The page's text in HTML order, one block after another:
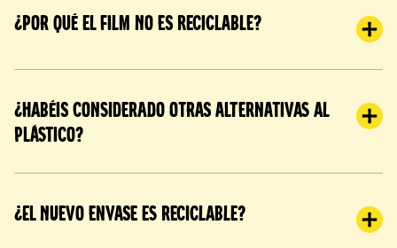
¿Por qué el film no es reciclable?
¿Habéis considerado otras alternativas al
plástico?
¿El nuevo envase es reciclable?